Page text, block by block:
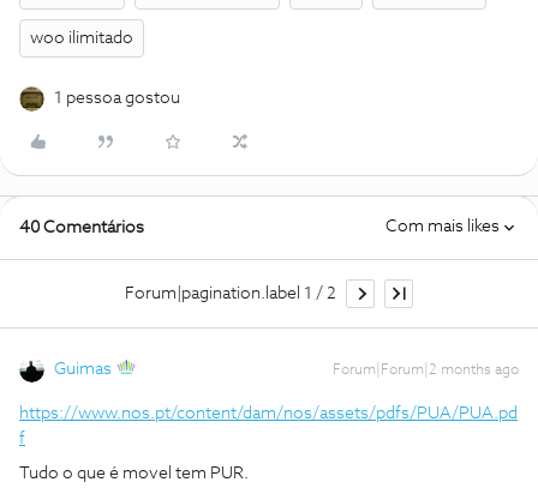
woo ilimitado
1 pessoa gostou
40 Comentários Com mais likes
Forum|pagination.label 1 / 2
Guimas Forum|Forum|2 months ago
https://www.nos.pt/content/dam/nos/assets/pdfs/PUA/PUA.pd
f
Tudo o que é movel tem PUR.